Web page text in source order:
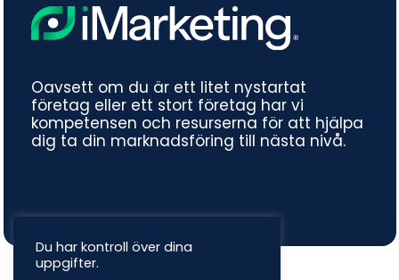
Oavsett om du är ett litet nystartat
företag eller ett stort företag har vi
kompetensen och resurserna för att hjälpa
dig ta din marknadsföring till nästa nivå.
Du har kontroll över dina
uppgifter.